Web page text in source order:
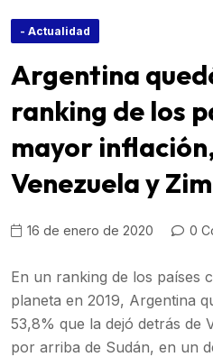
- Actualidad
Argentina
ranking de los
mayor
Venezuela y
16 de enero de 2020 0
En un ranking de los países
planeta en 2019, Argentina
53,8% que la dejó detrás de
por arriba de Sudán, en un